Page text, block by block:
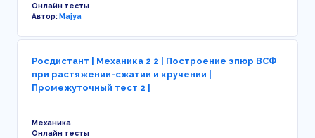
Онлайн тесты
Автор:Majya
Росдистант | Механика 2 2 | Построение эпюр ВСФ
при растяжении-сжатии и кручении |
Промежуточный тест 2 |
Механика
Онлайн тесты